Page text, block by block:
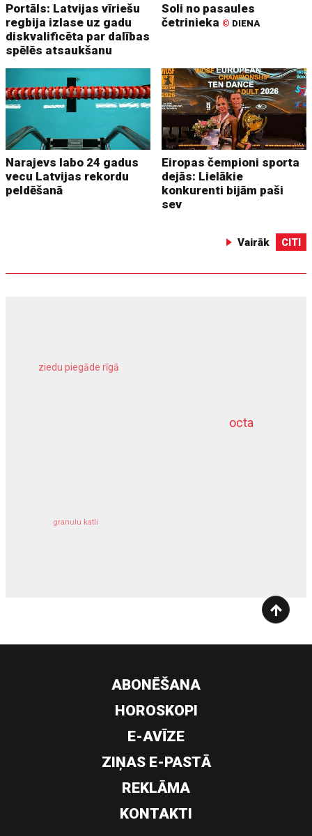
Portāls: Latvijas vīriešu
regbija izlase uz gadu
diskvalificēta par dalības
spēlēs atsaukšanu
Soli no pasaules
četrinieka © DIENA
Narajevs labo 24 gadus
vecu Latvijas rekordu
peldēšanā
Eiropas čempioni sporta
dejās: Lielākie
konkurenti bijām paši
sev
Vairāk CITI
octa
ziedu piegāde rīgā
granulu katli
dziļurbums
ABONĒŠANA
HOROSKOPI
E-AVĪZE
ZIŅAS E-PASTĀ
REKLĀMA
KONTAKTI